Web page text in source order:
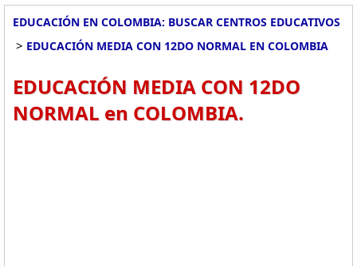
EDUCACIÓN EN COLOMBIA: BUSCAR CENTROS EDUCATIVOS
> EDUCACIÓN MEDIA CON 12DO NORMAL EN COLOMBIA
EDUCACIÓN MEDIA CON 12DO
NORMAL en COLOMBIA.